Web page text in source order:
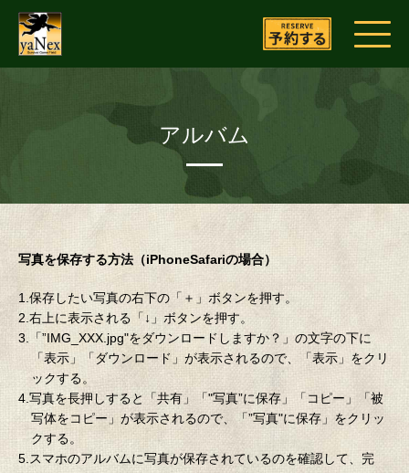
アルバム
写真を保存する方法（iPhoneSafariの場合）
1.保存したい写真の右下の「＋」ボタンを押す。
2.右上に表示される「↓」ボタンを押す。
3.「”IMG_XXX.jpg"をダウンロードしますか？」の文字の下に
「表示」「ダウンロード」が表示されるので、「表示」をクリ
ックする。
4.写真を長押しすると「共有」「"写真”に保存」「コピー」「被
写体をコピー」が表示されるので、「”写真"に保存」をクリッ
クする。
5.スマホのアルバムに写真が保存されているのを確認して、完